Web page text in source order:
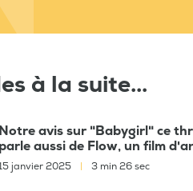
à la suite...
Notre avis sur "Babygirl" ce
parle aussi de Flow, un film
janvier 2025 3 min 26 sec